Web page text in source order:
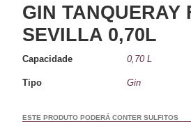
GIN TANQUERAY
SEVILLA 0,70L
Capacidade 0,70 L
Tipo Gin
ESTE PRODUTO PODERÁ CONTER SULFITOS